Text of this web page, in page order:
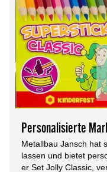
Personalisierte
Metallbau Jansch hat
lassen und bietet
er Set Jolly Classic,